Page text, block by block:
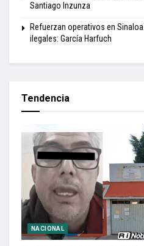
Santiago Inzunza
Refuerzan operativos en
ilegales: García Harfuch
Tendencia
NACIONAL